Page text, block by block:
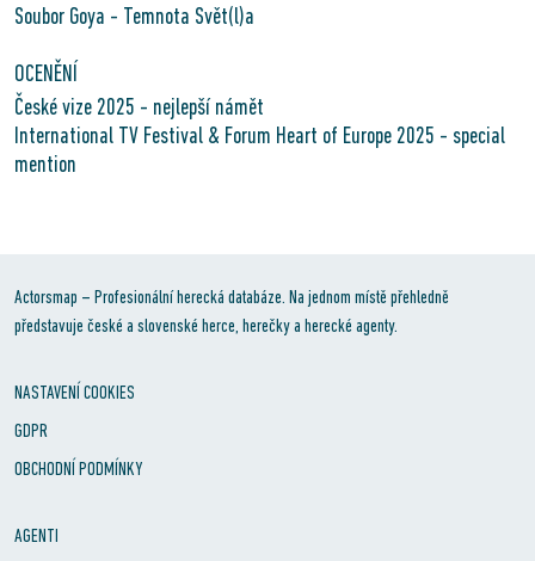
Soubor Goya - Temnota Svět(l)a
OCENĚNÍ
České vize 2025 - nejlepší námět
International TV Festival & Forum Heart of Europe 2025 - special
mention
Actorsmap – Profesionální herecká databáze. Na jednom místě přehledně
představuje české a slovenské herce, herečky a herecké agenty.
NASTAVENÍ COOKIES
GDPR
OBCHODNÍ PODMÍNKY
AGENTI